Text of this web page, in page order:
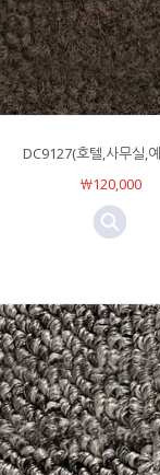
DC9127(호텔,사무실,
￦120,000